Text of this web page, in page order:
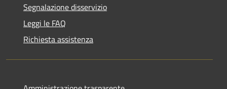
Segnalazione disservizio
Leggi le FAQ
Richiesta assistenza